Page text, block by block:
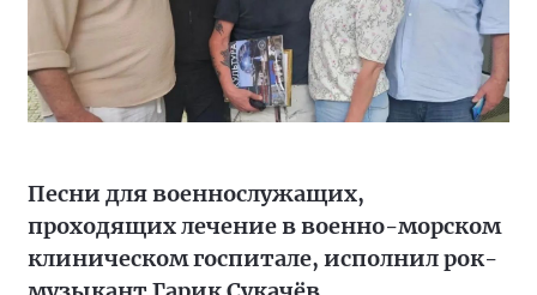
Песни для военнослужащих,
проходящих лечение в военно-морском
клиническом госпитале, исполнил рок-